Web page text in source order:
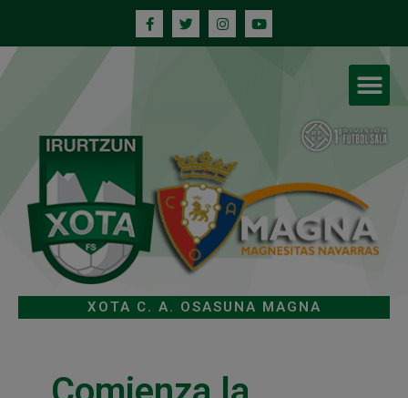
XOTA C. A. OSASUNA MAGNA